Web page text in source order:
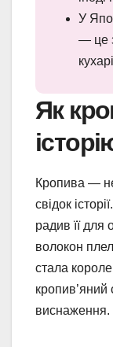
У
— це
Як
Кропива —
свідок
радив її для
волокон
стала
кропив’яний
виснаження.